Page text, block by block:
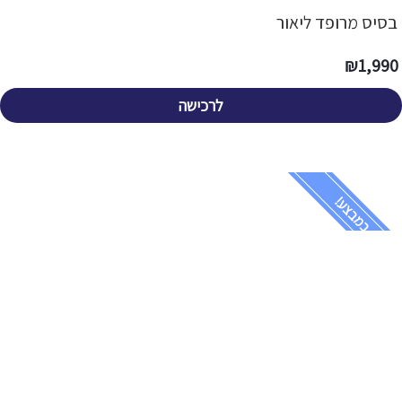
בסיס מרופד ליאור
1,990
₪
לרכישה
במבצע!